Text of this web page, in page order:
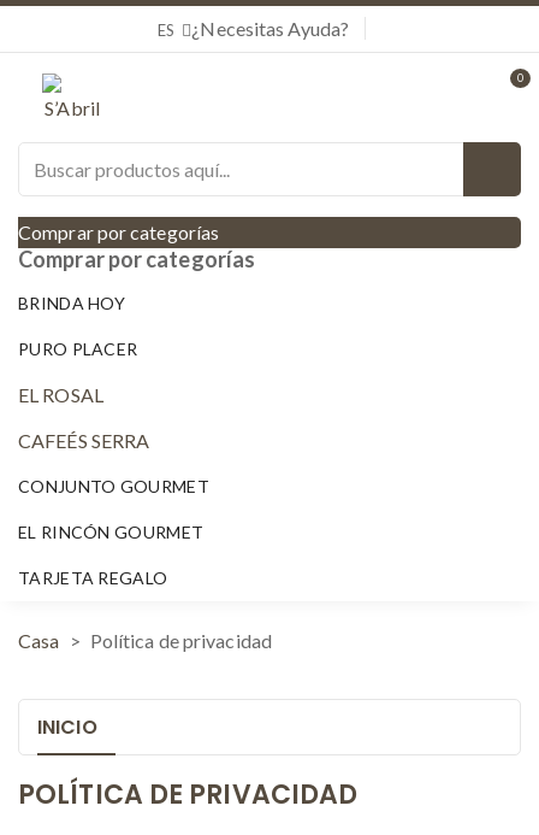
¿Necesitas Ayuda?
ES
0
Comprar por categorías
Comprar por categorías
BRINDA HOY
PURO PLACER
EL ROSAL
CAFEÉS SERRA
CONJUNTO GOURMET
EL RINCÓN GOURMET
TARJETA REGALO
Casa Política de privacidad
INICIO
POLÍTICA DE PRIVACIDAD